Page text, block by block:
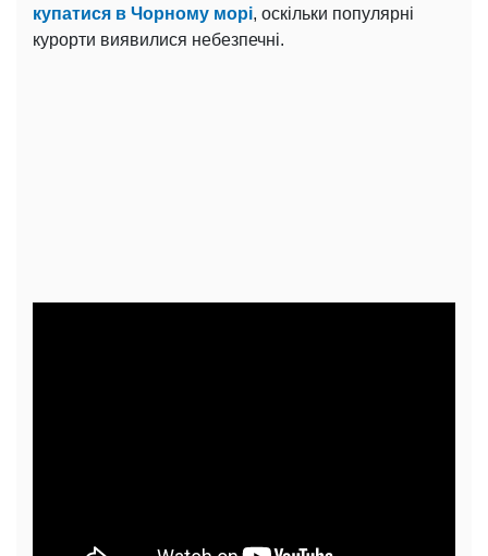
купатися в Чорному морі, оскільки популярні
курорти виявилися небезпечні.